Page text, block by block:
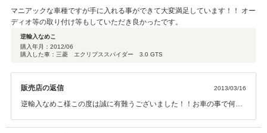
マニアックな車種ですが手に入れる事ができて大変満足しています！！ オー
ディオ等の取り付け等もしていただき良かったです。
逆輸入なめこ
購入年月： 2012/06
購入した車：三菱 エクリプススパイダー 3.0 GTS
販売店の返信 2013/03/16
逆輸入なめこ様この度は誠に有難うございました！！お車の事で何か
のオプション等ございましたらご相談頂ければと思います。有難う御